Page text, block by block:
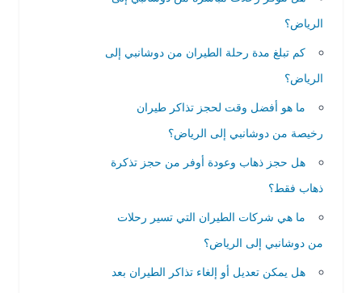
الرياض؟
كم تبلغ مدة رحلة الطيران من دوشانبي إلى
الرياض؟
ما هو أفضل وقت لحجز تذاكر طيران
رخيصة من دوشانبي إلى الرياض؟
هل حجز ذهاب وعودة أوفر من حجز تذكرة
ذهاب فقط؟
ما هي شركات الطيران التي تسير رحلات
من دوشانبي إلى الرياض؟
هل يمكن تعديل أو إلغاء تذاكر الطيران بعد